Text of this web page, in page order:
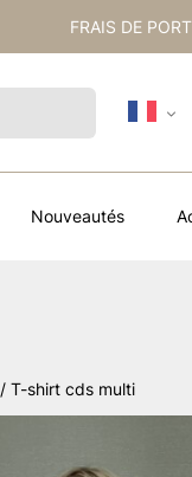
FRAIS DE
Nouveautés
/ T-shirt cds multi